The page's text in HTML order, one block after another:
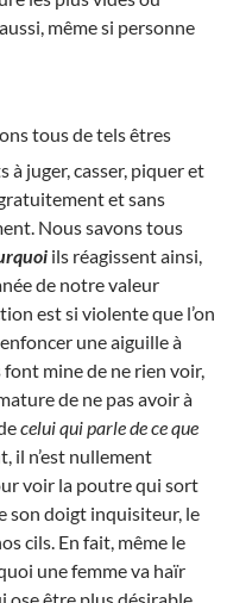
même si personne
tous de tels êtres
juger, casser, piquer et
et sans
Nous savons tous
ils réagissent ainsi,
de notre valeur
est si violente que l’on
une aiguille à
mine de ne rien voir,
de ne pas avoir à
celui qui parle de ce que
il n’est nullement
voir la poutre qui sort
son doigt inquisiteur, le
cils. En fait, même le
une femme va haïr
ose être plus désirable